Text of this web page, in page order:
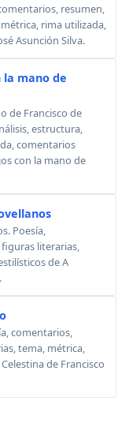
resumen,
rima utilizada,
Asunción Silva.
la mano de
de Francisco de
estructura,
comentarios
con la mano de
Poesía,
literarias,
de A
comentarios,
tema, métrica,
de Francisco